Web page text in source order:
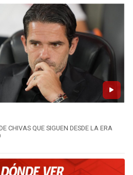
CHIVAS QUE SIGUEN DESDE LA ERA